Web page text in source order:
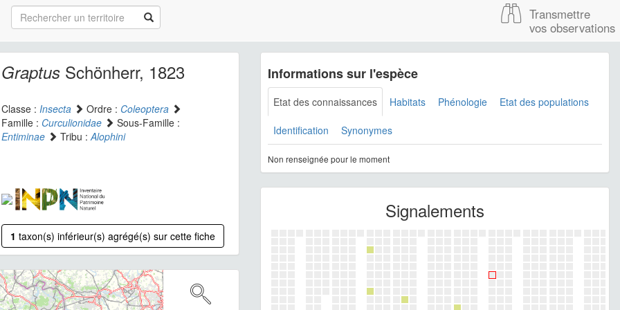
Transmettre
vos observations
GraptusSchönherr, 1823
Classe : Insecta Ordre : Coleoptera
Famille : Curculionidae
Sous-Famille :
Entiminae
Tribu :Alophini
1 taxon(s) inférieur(s) agrégé(s) sur cette fiche
Informations sur l'espèce
Etat des connaissances Habitats Phénologie Etat des populations
Identification Synonymes
Non renseignée pour le moment
Signalements